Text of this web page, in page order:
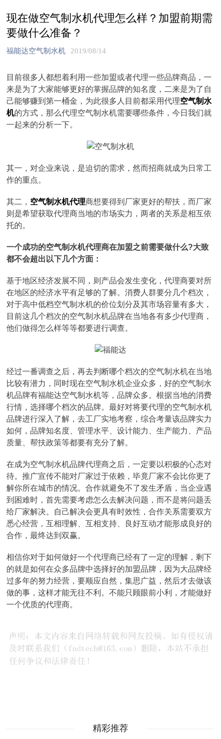
现在做空气制水机代理怎么样？加盟前期需
要做什么准备？
福能达空气制水机 2019/08/14
目前很多人都想着利用一些加盟或者代理一些品牌商品，一
来是为了大家能够更好的掌握品牌的知名度，二来是为了自
己能够赚到第一桶金，为此很多人目前都采用代理空气制水
机的方式，那么代理空气制水机需要哪些条件，今日我们就
一起来的分析一下。
其一，对企业来说，是迫切的需求，然而招商就成为日常工
作的重点。
其二， 空气制水机代理商想要得到厂家更好的帮扶，而厂家
则是希望获取代理商当地的市场实力，两者的关系是相互依
托的。
一个成功的空气制水机代理商在加盟之前需要做什么?大致
都不会超出以下几个方面：
基于地区经济发展不同，则产品会发生变化，代理商要对所
在地区的经济水平有足够的了解。消费人群要分几个档次，
对于高中低档空气制水机的价位划分及其市场容量有多大，
目前这几个档次的空气制水机品牌在当地各有多少代理商，
他们做得怎么样等等都要进行调查。
经过一番调查之后，再去判断哪个档次的空气制水机在当地
比较有潜力，同时现在空气制水机企业众多，好的空气制水
机品牌有福能达空气制水机等，品牌众多。根据当地的消费
行情，选择哪个档次的品牌。最好对将要代理的空气制水机
品牌进行深入了解，去工厂实地考察，综合考量该品牌实力
如何，品牌知名度、管理水平、设计能力、生产能力、产品
质量、帮扶政策等都要有充分了解。
在成为空气制水机品牌代理商之后，一定要以积极的心态对
待。推广宣传不能对厂家过于依赖，毕竟厂家不会比你更了
解你所在城市的情况。合作就避免不了发生矛盾，当企业遇
到困难时，首先需要考虑怎么去解决问题，而不是将问题丢
给厂家解决。自己解决会更具有时效性，合作关系需要双方
悉心经营，互相理解、互相支持、良好互动才能形成良好的
合作，最终达到双赢。
相信你对于如何做好一个代理商已经有了一定的理解，剩下
的就是如何在众多品牌中选择好的加盟品牌，因为大品牌经
过多年的努力经营，要顺应自然，集思广益，然后才去做该
做的事，这样才能无往不利。不能只顾眼前小利，才能做好
一个优质的代理商。
精彩推荐